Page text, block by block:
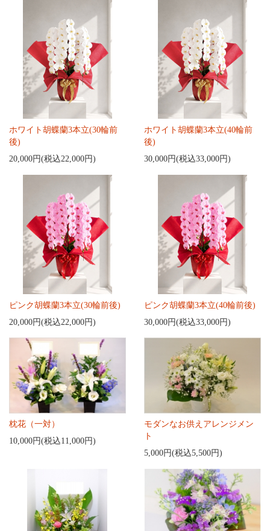
ホワイト胡蝶蘭3本立(30輪前
後)
20,000円(税込22,000円)
ホワイト胡蝶蘭3本立(40輪前
後)
30,000円(税込33,000円)
ピンク胡蝶蘭3本立(30輪前後)
20,000円(税込22,000円)
ピンク胡蝶蘭3本立(40輪前後)
30,000円(税込33,000円)
枕花（一対）
10,000円(税込11,000円)
モダンなお供えアレンジメン
ト
5,000円(税込5,500円)